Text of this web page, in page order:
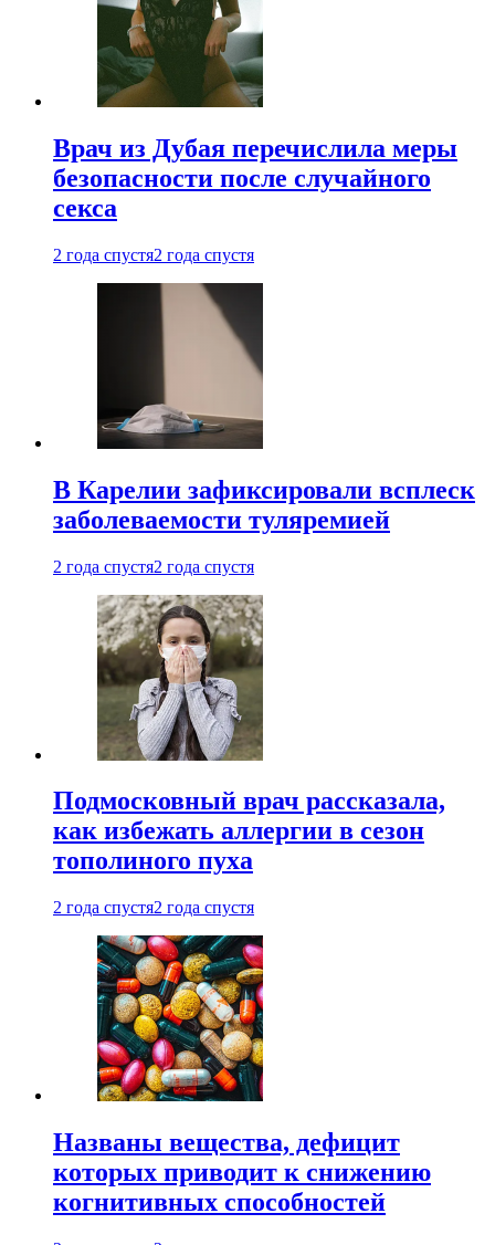
Врач из Дубая перечислила меры
безопасности после случайного
секса
2 года спустя2 года спустя
В Карелии зафиксировали всплеск
заболеваемости туляремией
2 года спустя2 года спустя
Подмосковный врач рассказала,
как избежать аллергии в сезон
тополиного пуха
2 года спустя2 года спустя
Названы вещества, дефицит
которых приводит к снижению
когнитивных способностей